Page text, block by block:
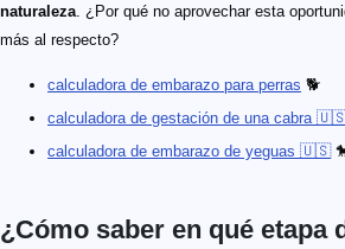
naturaleza . ¿Por qué no aprovechar esta
más al respecto?
calculadora de embarazo para perras 🐕
calculadora de gestación de una cabra
calculadora de embarazo de yeguas 🇺🇸
¿Cómo saber en qué etapa